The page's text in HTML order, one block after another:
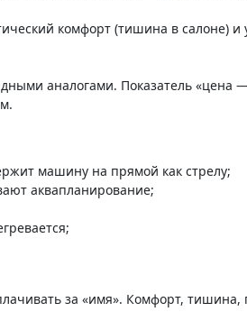
комфорт (тишина в салоне) и
аналогами. Показатель «цена
машину на прямой как стрелу;
аквапланирование;
за «имя». Комфорт,